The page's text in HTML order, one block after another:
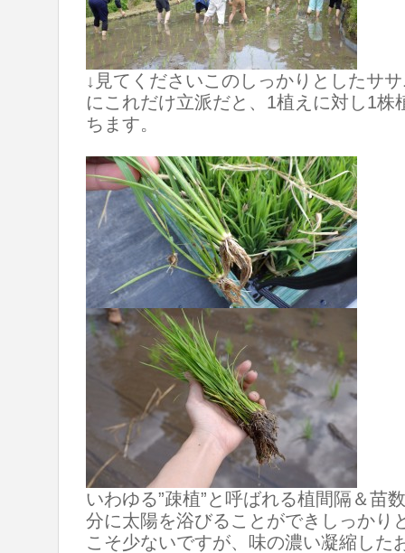
↓見てくださいこのしっかりとしたサ
にこれだけ立派だと、1植えに対し1株
ちます。
いわゆる”疎植”と呼ばれる植間隔＆苗
分に太陽を浴びることができしっかり
こそ少ないですが、味の濃い凝縮した